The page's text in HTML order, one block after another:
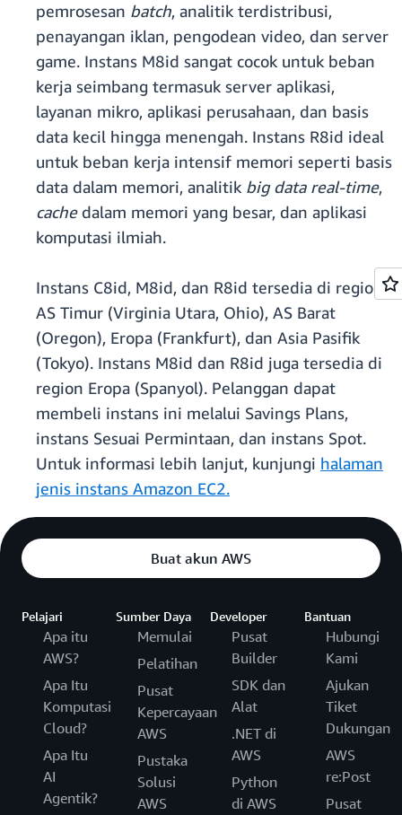
pemrosesan batch, analitik terdistribusi,
penayangan iklan, pengodean video, dan server
game. Instans M8id sangat cocok untuk beban
kerja seimbang termasuk server aplikasi,
layanan mikro, aplikasi perusahaan, dan basis
data kecil hingga menengah. Instans R8id ideal
untuk beban kerja intensif memori seperti basis
data dalam memori, analitik big data real-time,
cachedalam memori yang besar, dan aplikasi
komputasi ilmiah.
Instans C8id, M8id, dan R8id tersedia di region
AS Timur (Virginia Utara, Ohio), AS Barat
(Oregon), Eropa (Frankfurt), dan Asia Pasifik
(Tokyo). Instans M8id dan R8id juga tersedia di
region Eropa (Spanyol). Pelanggan dapat
membeli instans ini melalui Savings Plans,
instans Sesuai Permintaan, dan instans Spot.
Untuk informasi lebih lanjut, kunjungi halaman
jenis instans Amazon EC2.
Buat akun AWS
Pelajari
Apa itu
AWS?
Apa Itu
Komputasi
Cloud?
Apa Itu
AI
Agentik?
Sumber Daya
Memulai
Pelatihan
Pusat
Kepercayaan
AWS
Pustaka
Solusi
AWS
Developer
Pusat
Builder
SDK dan
Alat
.NET di
AWS
Python
di AWS
Bantuan
Hubungi
Kami
Ajukan
Tiket
Dukungan
AWS
re:Post
Pusat